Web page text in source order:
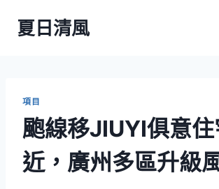
夏日清風
項目
颮線移JIUYI俱意
近，廣州多區升級